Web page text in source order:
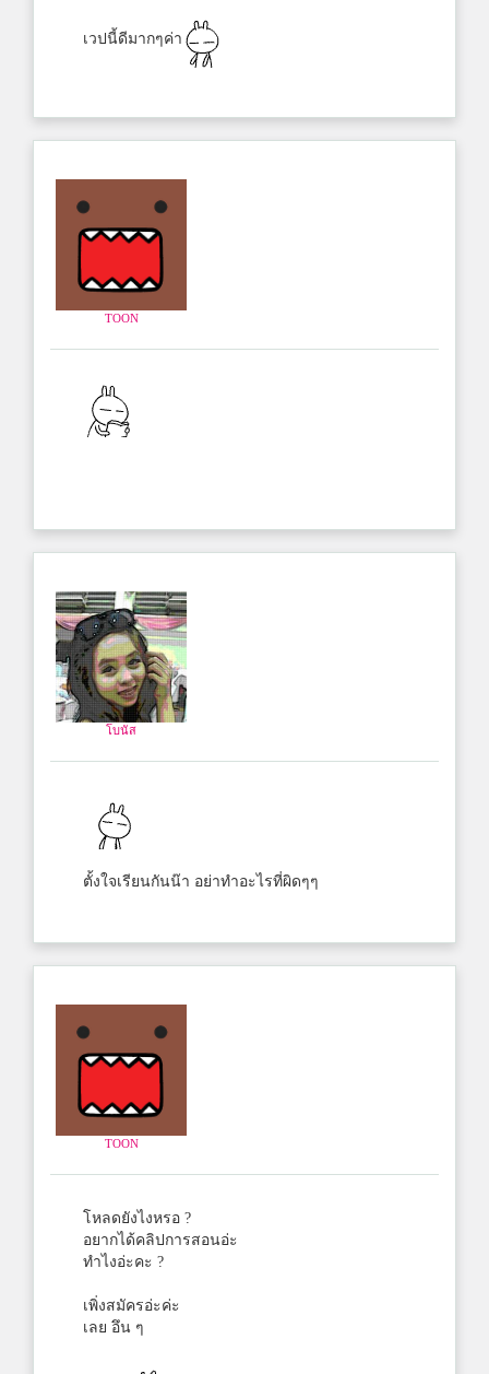
เวปนี้ดีมากๆค่า
TOON
โบนัส
ตั้งใจเรียนกันน๊า อย่าทำอะไรที่ผิดๆๆ
TOON
โหลดยังไงหรอ ?
อยากได้คลิปการสอนอ่ะ
ทำไงอ่ะคะ ?
เพิ่งสมัครอ่ะค่ะ
เลย อึน ๆ